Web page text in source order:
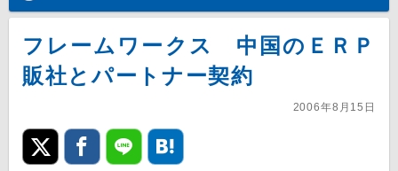
フレームワークス 中国のＥＲＰ
販社とパートナー契約
2006年8月15日